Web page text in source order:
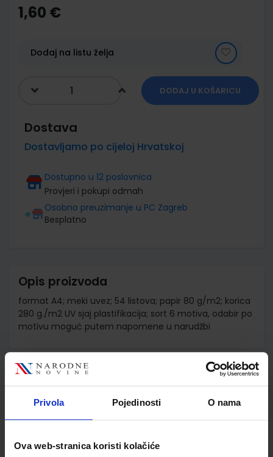
Privola Pojedinosti O nama
Ova web-stranica koristi kolačiće
the
beginning
gallery
1,60 €
Dodaj na listu želja
DODAJ U KOŠARICU
Dostava
Dostavljamo po cijeloj Hrvatskoj
Dostupno u 12 poslovnica
Provjeri i pokupi odmah
Osobno preuzimanje u PC Zagreb
Besplatno
Opis proizvoda
format A4; meki uvez; 54 listova; papir 80 g/m2; korica
280 g./m2 UV sjaj plastifikacija; sort 6 motiva, odabir po
motivu moguć putem napomene u narudžbi
Detalji proizvoda
Šifra proizvoda
599237
Jedinična mjera